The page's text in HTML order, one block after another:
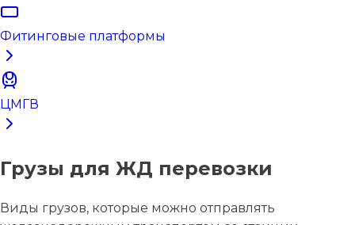
Фитинговые платформы
ЦМГВ
Грузы для ЖД перевозки
Виды грузов, которые можно отправлять